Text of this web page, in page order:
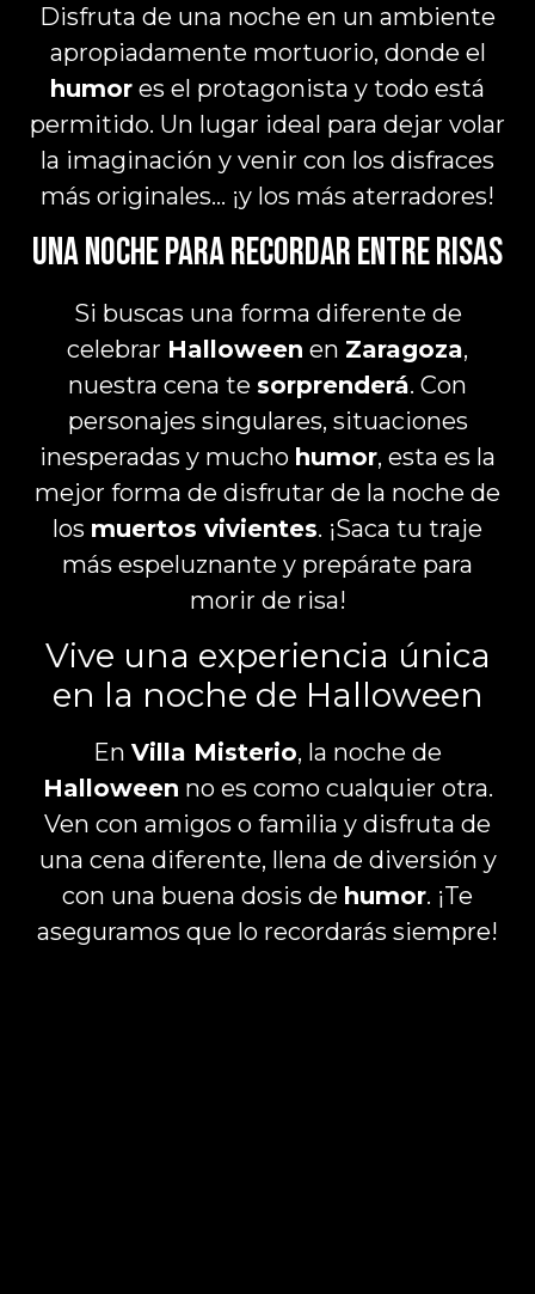
Disfruta de una noche en un ambiente
apropiadamente mortuorio, donde el
humor es el protagonista y todo está
permitido. Un lugar ideal para dejar volar
la imaginación y venir con los disfraces
más originales… ¡y los más aterradores!
Una noche para recordar entre risas
Si buscas una forma diferente de
celebrar Halloween en Zaragoza,
nuestra cena te sorprenderá. Con
personajes singulares, situaciones
inesperadas y mucho humor, esta es la
mejor forma de disfrutar de la noche de
los muertos vivientes. ¡Saca tu traje
más espeluznante y prepárate para
morir de risa!
Vive una experiencia única
en la noche de Halloween
En Villa Misterio, la noche de
Halloween no es como cualquier otra.
Ven con amigos o familia y disfruta de
una cena diferente, llena de diversión y
con una buena dosis de humor. ¡Te
aseguramos que lo recordarás siempre!